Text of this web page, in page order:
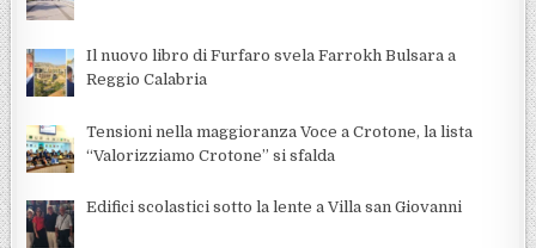
Il nuovo libro di Furfaro svela Farrokh Bulsara a
Reggio Calabria
Tensioni nella maggioranza Voce a Crotone, la lista
“Valorizziamo Crotone” si sfalda
Edifici scolastici sotto la lente a Villa san Giovanni